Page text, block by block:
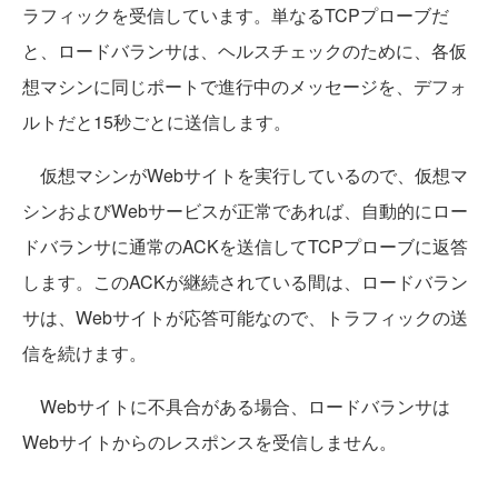
ラフィックを受信しています。単なるTCPプローブだ
と、ロードバランサは、ヘルスチェックのために、各仮
想マシンに同じポートで進行中のメッセージを、デフォ
ルトだと15秒ごとに送信します。
仮想マシンがWebサイトを実行しているので、仮想マ
シンおよびWebサービスが正常であれば、自動的にロー
ドバランサに通常のACKを送信してTCPプローブに返答
します。このACKが継続されている間は、ロードバラン
サは、Webサイトが応答可能なので、トラフィックの送
信を続けます。
Webサイトに不具合がある場合、ロードバランサは
Webサイトからのレスポンスを受信しません。